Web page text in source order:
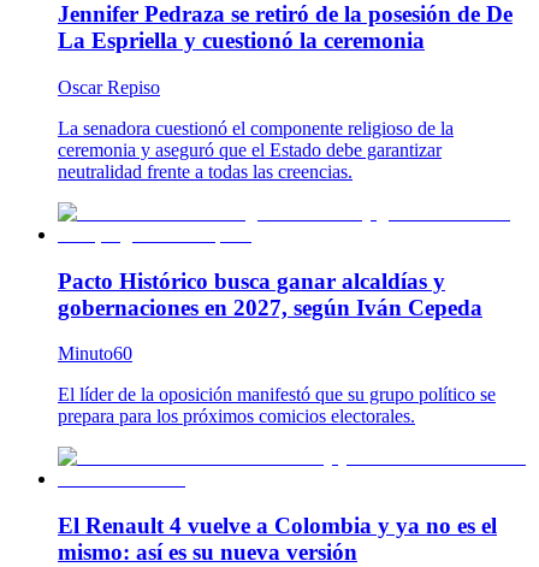
Jennifer Pedraza se retiró de la posesión de De
La Espriella y cuestionó la ceremonia
Oscar Repiso
La senadora cuestionó el componente religioso de la
ceremonia y aseguró que el Estado debe garantizar
neutralidad frente a todas las creencias.
Pacto Histórico busca ganar alcaldías y
gobernaciones en 2027, según Iván Cepeda
Minuto60
El líder de la oposición manifestó que su grupo político se
prepara para los próximos comicios electorales.
El Renault 4 vuelve a Colombia y ya no es el
mismo: así es su nueva versión